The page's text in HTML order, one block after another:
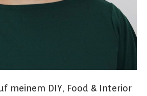
meinem DIY, Food & Interior